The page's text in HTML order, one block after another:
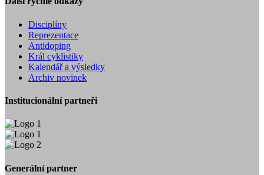
Disciplíny
Reprezentace
Antidoping
Král cyklistiky
Kalendář a výsledky
Archiv novinek
Institucionální partneři
Generální partner